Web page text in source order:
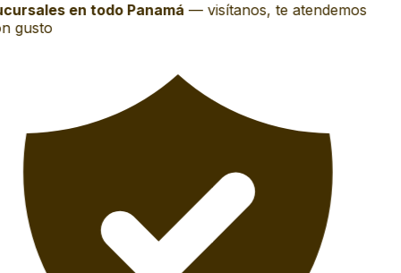
en todo Panamá— visítanos, te atendemos
gusto